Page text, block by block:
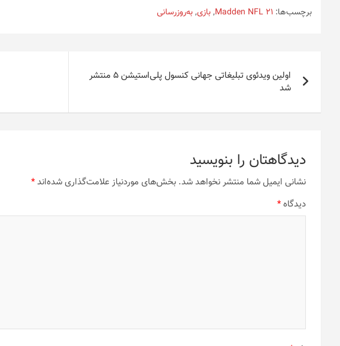
برچسب‌ها: Madden NFL 21
,بازی,به‌روزرسانی
راهبری
نوشته
اولین ویدئوی تبلیغاتی جهانی کنسول پلی‌استیشن 5 منتشر
شد
دیدگاهتان را بنویسید
نشانی ایمیل شما منتشر نخواهد شد. بخش‌های موردنیاز علامت‌گذاری شده‌اند*
دیدگاه*